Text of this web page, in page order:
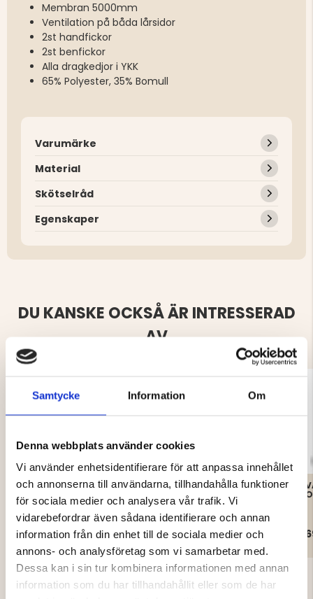
Samtycke Information Om
Denna webbplats använder cookies
Vi använder enhetsidentifierare för att anpassa innehållet
och annonserna till användarna, tillhandahålla funktioner
för sociala medier och analysera vår trafik. Vi
vidarebefordrar även sådana identifierare och annan
information från din enhet till de sociala medier och
annons- och analysföretag som vi samarbetar med.
Dessa kan i sin tur kombinera informationen med annan
information som du har tillhandahållit eller som de har
Membran 5000mm
Ventilation på båda lårsidor
2st handfickor
2st benfickor
Alla dragkedjor i YKK
65% Polyester, 35% Bomull
Varumärke
Material
Skötselråd
Egenskaper
DU KANSKE OCKSÅ ÄR INTRESSERAD
AV
SLITSTARK MILITÄRBYXA
M90 ELITE
595 kr
FRILUFTSBYXA
STEKENJOKK
499 kr